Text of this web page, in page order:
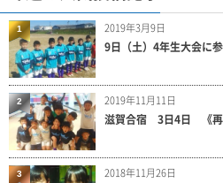
2019年3月9日
9日（土）4年生大会に
1
2019年11月11日
滋賀合宿 3日4日 《
2
2018年11月26日
3